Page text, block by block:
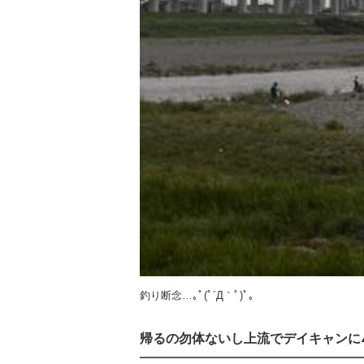
釣り断念…｡ﾟ(ﾟ´Д｀ﾟ)ﾟ｡
帰るの勿体ないし上流でデイキャンに